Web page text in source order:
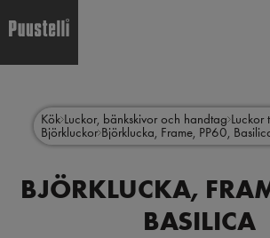
contentmenu
sv
Kök Luckor, bänkskivor och handtag Luckor
Björkluckor Björklucka, Frame, PP60,
BJÖRKLUCKA,
BASILICA